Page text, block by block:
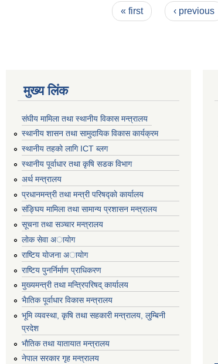
« first ‹ previous
मुख्य लिंक
संघीय मामिला तथा स्थानीय विकास मन्त्रालय
स्थानीय शासन तथा सामुदायिक विकास कार्यक्रम
स्थानीय तहको लागि ICT ब्लग
स्थानीय पूर्वाधार तथा कृषि सडक विभाग
अर्थ मन्त्रालय
प्रधानमन्त्री तथा मन्त्री परिषद्काे कार्यालय
संङ्घिय मामिला तथा सामान्य प्रशासन मन्त्रालय
सूचना तथा सञ्चार मन्त्रालय
लाेक सेवा अायाेग
राष्टिय याेजना अायाेग
राष्टिय पुनर्निर्माण प्राधिकरण
मुख्यमन्त्री तथा मन्त्रिपरिषद् कार्यालय
भैातिक पूर्वाधार विकास मन्त्रालय
भूमि व्यवस्था, कृषि तथा सहकारी मन्त्रालय, लु्म्बिनी
प्रदेश
भाैतिक तथा यातायात मन्त्रालय
नेपाल सरकार गृह मन्त्रालय